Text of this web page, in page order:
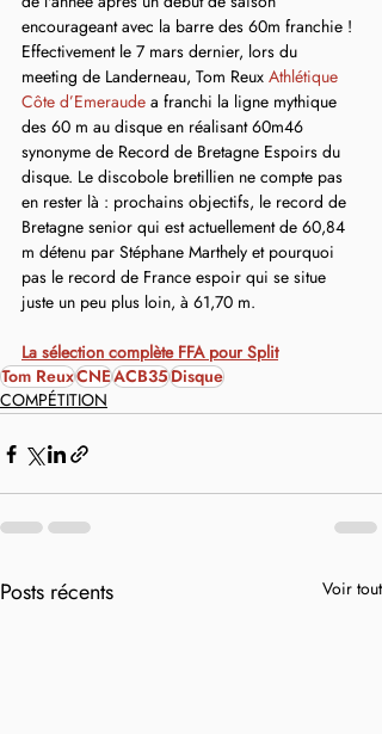
encourageant avec la barre des 60m franchie !
Effectivement le 7 mars dernier, lors du
meeting de Landerneau, Tom Reux Athlétique
Côte d’Emeraude a franchi la ligne mythique
des 60 m au disque en réalisant 60m46
synonyme de Record de Bretagne Espoirs du
disque. Le discobole bretillien ne compte pas
en rester là : prochains objectifs, le record de
Bretagne senior qui est actuellement de 60,84
m détenu par Stéphane Marthely et pourquoi
pas le record de France espoir qui se situe
juste un peu plus loin, à 61,70 m.
La sélection complète FFA pour Split
Tom ReuxCNEACB35Disque
COMPÉTITION
Posts récents Voir tout